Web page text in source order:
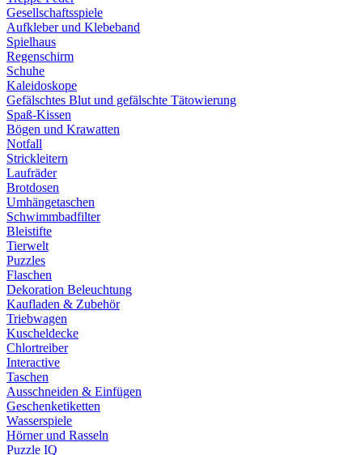
Gesellschaftsspiele
Aufkleber und Klebeband
Spielhaus
Regenschirm
Schuhe
Kaleidoskope
Gefälschtes Blut und gefälschte Tätowierung
Spaß-Kissen
Bögen und Krawatten
Notfall
Strickleitern
Laufräder
Brotdosen
Umhängetaschen
Schwimmbadfilter
Bleistifte
Tierwelt
Puzzles
Flaschen
Dekoration Beleuchtung
Kaufladen & Zubehör
Triebwagen
Kuscheldecke
Chlortreiber
Interactive
Taschen
Ausschneiden & Einfügen
Geschenketiketten
Wasserspiele
Hörner und Rasseln
Puzzle IQ